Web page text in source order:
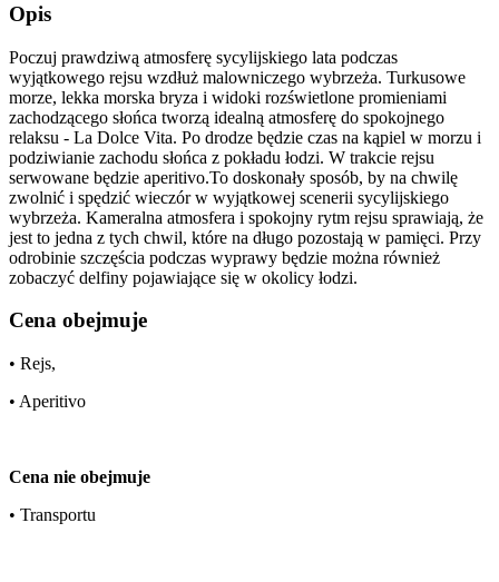
Opis
Poczuj prawdziwą atmosferę sycylijskiego lata podczas
wyjątkowego rejsu wzdłuż malowniczego wybrzeża. Turkusowe
morze, lekka morska bryza i widoki rozświetlone promieniami
zachodzącego słońca tworzą idealną atmosferę do spokojnego
relaksu - La Dolce Vita. Po drodze będzie czas na kąpiel w morzu i
podziwianie zachodu słońca z pokładu łodzi. W trakcie rejsu
serwowane będzie aperitivo.To doskonały sposób, by na chwilę
zwolnić i spędzić wieczór w wyjątkowej scenerii sycylijskiego
wybrzeża. Kameralna atmosfera i spokojny rytm rejsu sprawiają, że
jest to jedna z tych chwil, które na długo pozostają w pamięci. Przy
odrobinie szczęścia podczas wyprawy będzie można również
zobaczyć delfiny pojawiające się w okolicy łodzi.
Cena obejmuje
• Rejs,
• Aperitivo
Cena nie obejmuje
• Transportu